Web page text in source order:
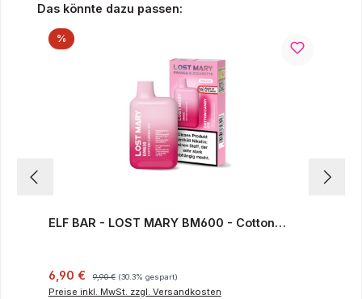
Produktgalerie überspringen
Das könnte dazu passen:
%Rabatt
ELF BAR - LOST MARY BM600 - Cotton
Verkaufspreis:
6,90 € Regulärer Preis:
9,90 € (30.3% gespart)
Preise inkl. MwSt. zzgl. Versandkosten